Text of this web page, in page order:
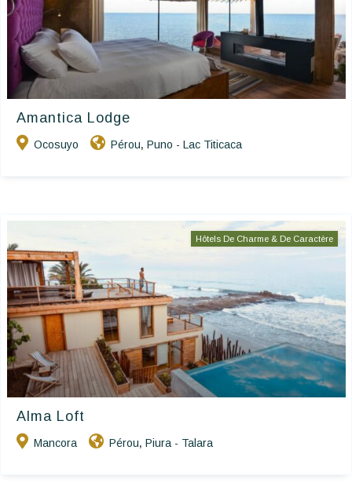
Amantica Lodge
Ocosuyo Pérou, Puno - Lac Titicaca
Hôtels De Charme & De Caractère
Alma Loft
Mancora Pérou, Piura - Talara